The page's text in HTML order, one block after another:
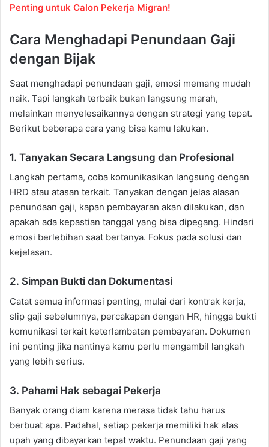
Penting untuk Calon Pekerja Migran!
Cara Menghadapi Penundaan Gaji
dengan Bijak
Saat menghadapi penundaan gaji, emosi memang mudah
naik. Tapi langkah terbaik bukan langsung marah,
melainkan menyelesaikannya dengan strategi yang tepat.
Berikut beberapa cara yang bisa kamu lakukan.
1. Tanyakan Secara Langsung dan Profesional
Langkah pertama, coba komunikasikan langsung dengan
HRD atau atasan terkait. Tanyakan dengan jelas alasan
penundaan gaji, kapan pembayaran akan dilakukan, dan
apakah ada kepastian tanggal yang bisa dipegang. Hindari
emosi berlebihan saat bertanya. Fokus pada solusi dan
kejelasan.
2. Simpan Bukti dan Dokumentasi
Catat semua informasi penting, mulai dari kontrak kerja,
slip gaji sebelumnya, percakapan dengan HR, hingga bukti
komunikasi terkait keterlambatan pembayaran. Dokumen
ini penting jika nantinya kamu perlu mengambil langkah
yang lebih serius.
3. Pahami Hak sebagai Pekerja
Banyak orang diam karena merasa tidak tahu harus
berbuat apa. Padahal, setiap pekerja memiliki hak atas
upah yang dibayarkan tepat waktu. Penundaan gaji yang